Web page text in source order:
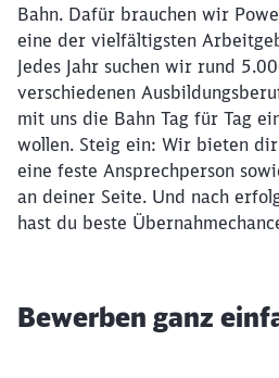
Bahn. Dafür brauchen wir
eine der vielfältigsten
Jedes Jahr suchen wir rund
verschiedenen
mit uns die Bahn Tag für Tag
wollen. Steig ein: Wir bieten
eine feste Ansprechperson
an deiner Seite. Und nach
hast du beste
Bewerben ganz